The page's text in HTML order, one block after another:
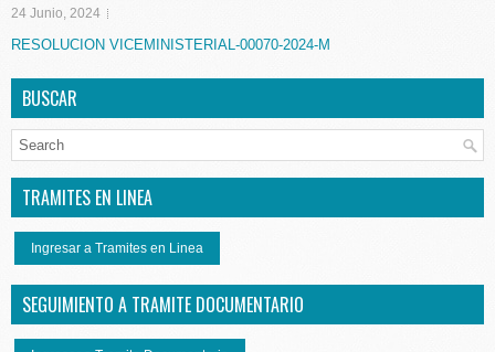
24 Junio, 2024
RESOLUCION VICEMINISTERIAL-00070-2024-M
BUSCAR
TRAMITES EN LINEA
Ingresar a Tramites en Linea
SEGUIMIENTO A TRAMITE DOCUMENTARIO